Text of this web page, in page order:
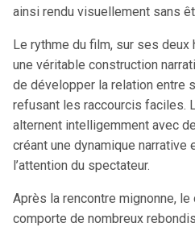
ainsi rendu visuellement sans
Le rythme du film, sur ses deux
une véritable construction
de développer la relation entre
refusant les raccourcis faciles.
alternent intelligemment avec
créant une dynamique narrative
l’attention du spectateur.
Après la rencontre mignonne,
comporte de nombreux